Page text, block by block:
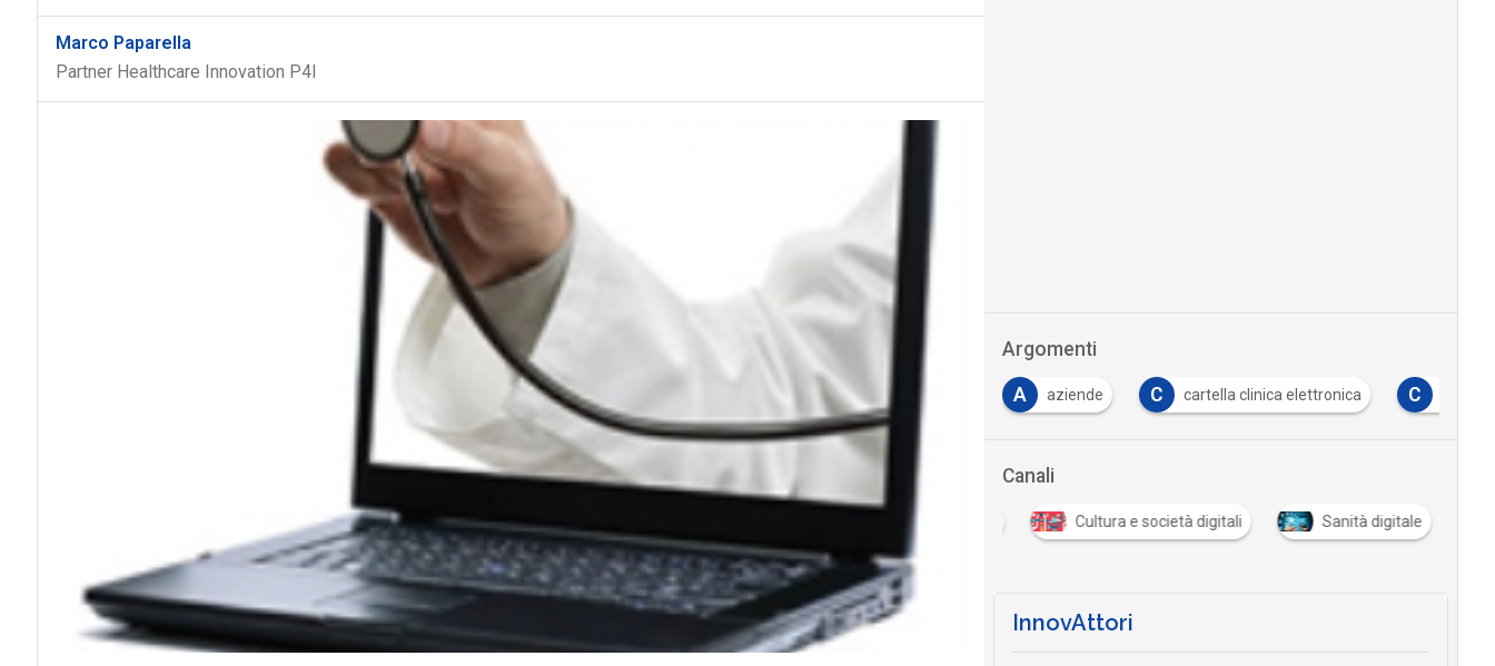
Marco Paparella
Partner Healthcare Innovation P4I
Argomenti
A aziende C cartella clinica elettronica C
Canali
Cittadinanza digitale Cultura e società digitali Sanità digitale
InnovAttori